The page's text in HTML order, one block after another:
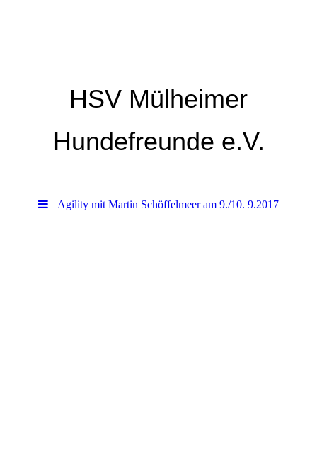
HSV Mülheimer
Hundefreunde e.V.
Agility mit Martin Schöffelmeer am 9./10. 9.2017